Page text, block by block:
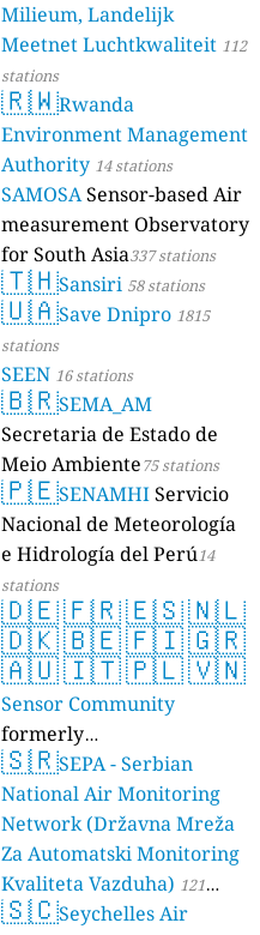
Milieum, Landelijk
Meetnet Luchtkwaliteit 112
stations
🇷🇼Rwanda
Environment Management
Authority 14 stations
SAMOSASensor-based Air
measurement Observatory
for South Asia337 stations
🇹🇭Sansiri 58 stations
🇺🇦Save Dnipro 1815
stations
SEEN 16 stations
🇧🇷SEMA_AM
Secretaria de Estado de
Meio Ambiente75 stations
🇵🇪SENAMHIServicio
Nacional de Meteorología
e Hidrología del Perú14
stations
🇩🇪🇫🇷🇪🇸🇳🇱
🇩🇰🇧🇪🇫🇮🇬🇷
🇦🇺🇮🇹🇵🇱🇻🇳
Sensor Community
formerly
luftdaten.info35810 stations
🇸🇷SEPA - Serbian
National Air Monitoring
Network (Državna Mreža
Za Automatski Monitoring
Kvaliteta Vazduha) 121
stations
🇸🇨Seychelles Air